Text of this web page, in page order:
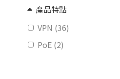
產品特點
VPN (36)
PoE (2)